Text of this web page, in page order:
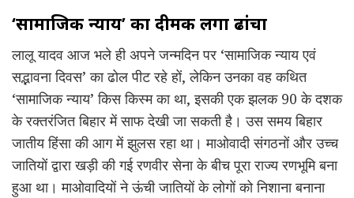
‘सामाजिक न्याय’ का दीमक लगा ढांचा
लालू यादव आज भले ही अपने जन्मदिन पर ‘सामाजिक न्याय एवं
सद्भावना दिवस’ का ढोल पीट रहे हों, लेकिन उनका वह कथित
‘सामाजिक न्याय’ किस किस्म का था, इसकी एक झलक 90 के दशक
के रक्तरंजित बिहार में साफ देखी जा सकती है। उस समय बिहार
जातीय हिंसा की आग में झुलस रहा था। माओवादी संगठनों और उच्च
जातियों द्वारा खड़ी की गई रणवीर सेना के बीच पूरा राज्य रणभूमि बना
हुआ था। माओवादियों ने ऊंची जातियों के लोगों को निशाना बनाना